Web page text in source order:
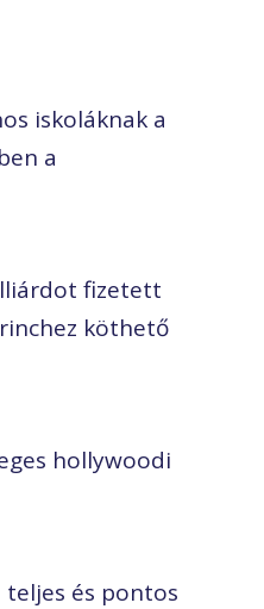
iskoláknak a
a
fizetett
köthető
hollywoodi
teljes és pontos